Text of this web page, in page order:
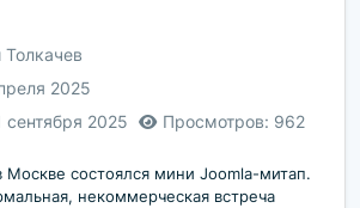
Толкачев
2025
сентября 2025
Просмотров: 962
Москве состоялся мини Joomla-митап.
некоммерческая встреча